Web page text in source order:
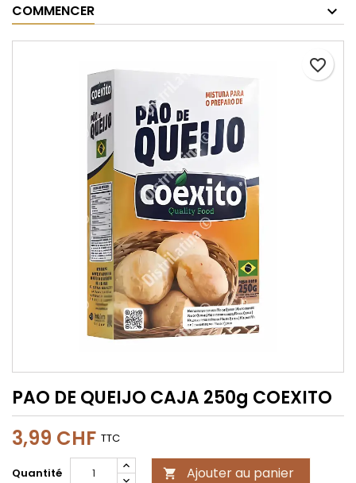
COMMENCER
PAO DE QUEIJO CAJA 250g COEXITO
3,99 CHF TTC
Quantité  Ajouter au panier
favorite_border